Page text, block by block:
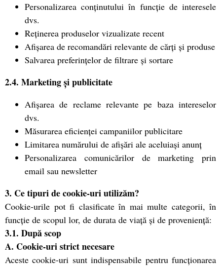
Personalizarea conținutului în funcție de interesele
dvs.
Reținerea produselor vizualizate recent
Afișarea de recomandări relevante de cărți și produse
Salvarea preferințelor de filtrare și sortare
2.4. Marketing și publicitate
Afișarea de reclame relevante pe baza intereselor
dvs.
Măsurarea eficienței campaniilor publicitare
Limitarea numărului de afișări ale aceluiași anunț
Personalizarea comunicărilor de marketing prin
email sau newsletter
3. Ce tipuri de cookie-uri utilizăm?
Cookie-urile pot fi clasificate în mai multe categorii, în
funcție de scopul lor, de durata de viață și de proveniență:
3.1. După scop
A. Cookie-uri strict necesare
Aceste cookie-uri sunt indispensabile pentru funcționarea